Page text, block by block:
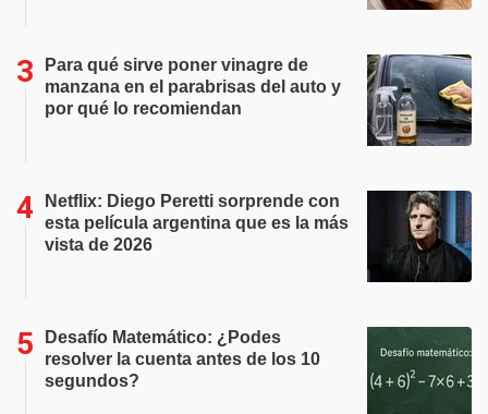
Para qué sirve poner vinagre de
manzana en el parabrisas del auto y
por qué lo recomiendan
Netflix: Diego Peretti sorprende con
esta película argentina que es la más
vista de 2026
Desafío Matemático: ¿Podes
resolver la cuenta antes de los 10
segundos?